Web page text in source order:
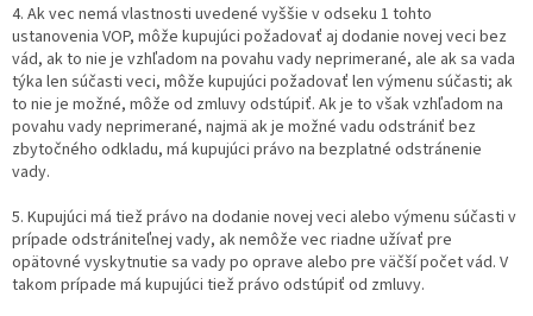
4. Ak vec nemá vlastnosti uvedené vyššie v odseku 1 tohto
ustanovenia VOP, môže kupujúci požadovať aj dodanie novej veci bez
vád, ak to nie je vzhľadom na povahu vady neprimerané, ale ak sa vada
týka len súčasti veci, môže kupujúci požadovať len výmenu súčasti; ak
to nie je možné, môže od zmluvy odstúpiť. Ak je to však vzhľadom na
povahu vady neprimerané, najmä ak je možné vadu odstrániť bez
zbytočného odkladu, má kupujúci právo na bezplatné odstránenie
vady.
5. Kupujúci má tiež právo na dodanie novej veci alebo výmenu súčasti v
prípade odstrániteľnej vady, ak nemôže vec riadne užívať pre
opätovné vyskytnutie sa vady po oprave alebo pre väčší počet vád. V
takom prípade má kupujúci tiež právo odstúpiť od zmluvy.